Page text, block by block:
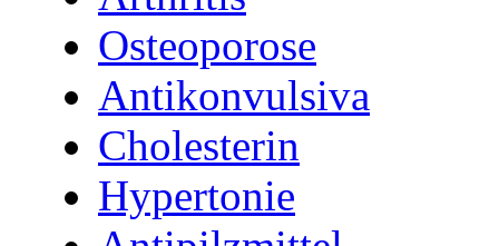
Osteoporose
Antikonvulsiva
Cholesterin
Hypertonie